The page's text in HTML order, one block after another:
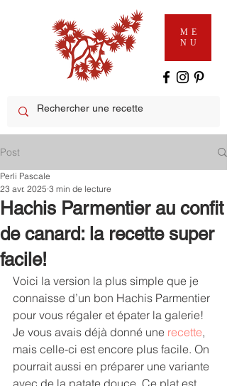
ME
NU
Post
Hachis Parmentier au confit
de canard: la recette super
facile!
Perli Pascale
23 avr. 2025 3 min de lecture
Voici la version la plus simple que je
connaisse d’un bon Hachis Parmentier
pour vous régaler et épater la galerie!
Je vous avais déjà donné une recette,
mais celle-ci est encore plus facile. On
pourrait aussi en préparer une variante
avec de la patate douce. Ce plat est